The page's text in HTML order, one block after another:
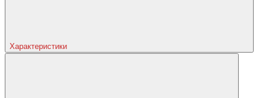
Характеристики